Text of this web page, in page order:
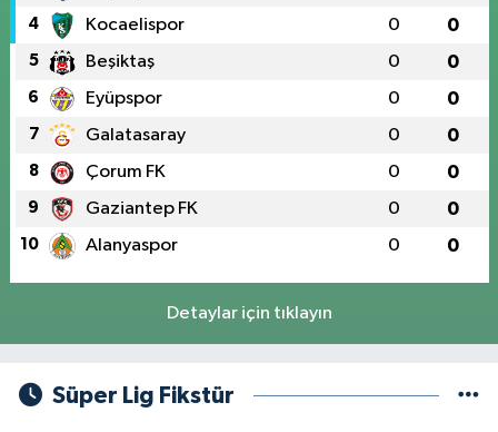
4 Kocaelispor 0 0
5 Beşiktaş 0 0
6 Eyüpspor 0 0
7 Galatasaray 0 0
8 Çorum FK 0 0
9 Gaziantep FK 0 0
10 Alanyaspor 0 0
Detaylar için tıklayın
Süper Lig Fikstür